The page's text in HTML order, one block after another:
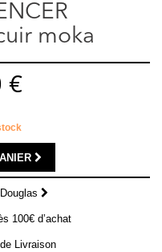
moka
€
100€ d’achat
Livraison